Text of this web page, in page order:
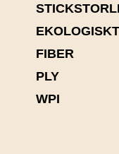
EKOLOGISKT
FIBER
PLY
WPI